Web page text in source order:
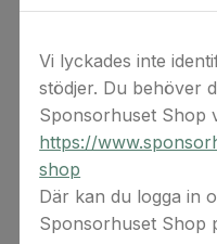
slutna temagrupper
✓ Föreläsningar
✓ Statistik och
✓ Digitala hjälpmedel
✓ Digital coaching
Vi lyckades inte
stödjer. Du behöver
Sponsorhuset Shop
https://
shop
Där kan du logga in
Sponsorhuset Shop